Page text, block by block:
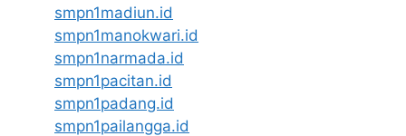
smpn1madiun.id
smpn1manokwari.id
smpn1narmada.id
smpn1pacitan.id
smpn1padang.id
smpn1pailangga.id